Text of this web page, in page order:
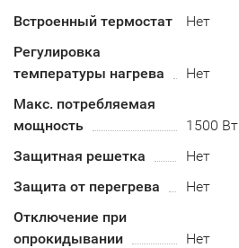
Встроенный термостат
Нет
Регулировка
температуры нагрева
Нет
Макс. потребляемая
мощность
1500 Вт
Защитная решетка
Нет
Защита от перегрева
Нет
Отключение при
опрокидывании
Нет